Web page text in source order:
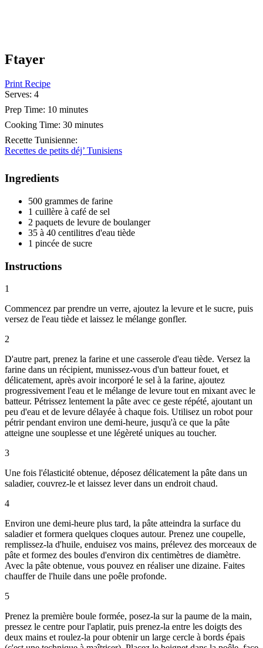
Ftayer
Print Recipe
Serves: 4
Prep Time: 10 minutes
Cooking Time: 30 minutes
Recette Tunisienne:
Recettes de petits déj’ Tunisiens
Ingredients
500 grammes de farine
1 cuillère à café de sel
2 paquets de levure de boulanger
35 à 40 centilitres d'eau tiède
1 pincée de sucre
Instructions
1
Commencez par prendre un verre, ajoutez la levure et le sucre, puis
versez de l'eau tiède et laissez le mélange gonfler.
2
D'autre part, prenez la farine et une casserole d'eau tiède. Versez la
farine dans un récipient, munissez-vous d'un batteur fouet, et
délicatement, après avoir incorporé le sel à la farine, ajoutez
progressivement l'eau et le mélange de levure tout en mixant avec le
batteur. Pétrissez lentement la pâte avec ce geste répété, ajoutant un
peu d'eau et de levure délayée à chaque fois. Utilisez un robot pour
pétrir pendant environ une demi-heure, jusqu'à ce que la pâte
atteigne une souplesse et une légèreté uniques au toucher.
3
Une fois l'élasticité obtenue, déposez délicatement la pâte dans un
saladier, couvrez-le et laissez lever dans un endroit chaud.
4
Environ une demi-heure plus tard, la pâte atteindra la surface du
saladier et formera quelques cloques autour. Prenez une coupelle,
remplissez-la d'huile, enduisez vos mains, prélevez des morceaux de
pâte et formez des boules d'environ dix centimètres de diamètre.
Avec la pâte obtenue, vous pouvez en réaliser une dizaine. Faites
chauffer de l'huile dans une poêle profonde.
5
Prenez la première boule formée, posez-la sur la paume de la main,
pressez le centre pour l'aplatir, puis prenez-la entre les doigts des
deux mains et roulez-la pour obtenir un large cercle à bords épais